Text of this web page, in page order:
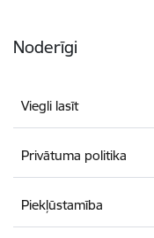
Noderīgi
Viegli lasīt
Privātuma politika
Piekļūstamība